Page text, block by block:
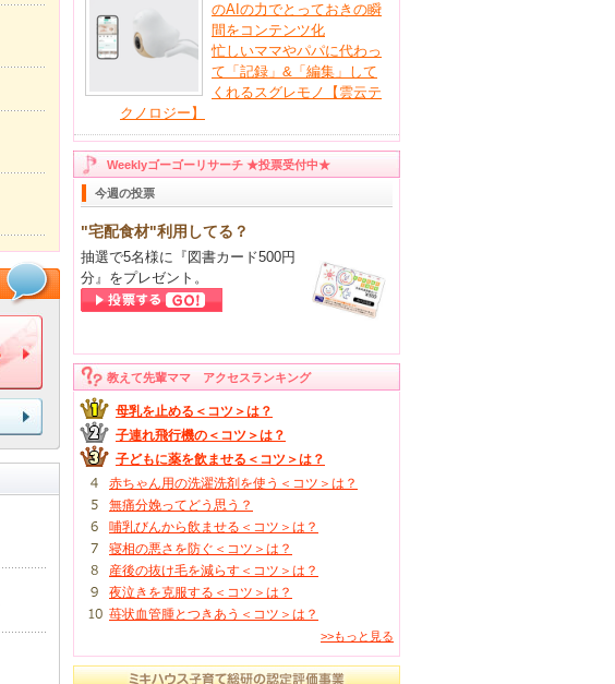
のAIの力でとっておきの瞬
間をコンテンツ化
忙しいママやパパに代わっ
て「記録」&「編集」して
くれるスグレモノ【雲云テ
クノロジー】
Weeklyゴーゴーリサーチ ★投票受付中★
今週の投票
"宅配食材"利用してる？
抽選で5名様に『図書カード500円
分』をプレゼント。
教えて先輩ママ アクセスランキング
母乳を止める＜コツ＞は？
子連れ飛行機の＜コツ＞は？
子どもに薬を飲ませる＜コツ＞は？
赤ちゃん用の洗濯洗剤を使う＜コツ＞は？
無痛分娩ってどう思う？
哺乳びんから飲ませる＜コツ＞は？
寝相の悪さを防ぐ＜コツ＞は？
産後の抜け毛を減らす＜コツ＞は？
夜泣きを克服する＜コツ＞は？
苺状血管腫とつきあう＜コツ＞は？
>>もっと見る